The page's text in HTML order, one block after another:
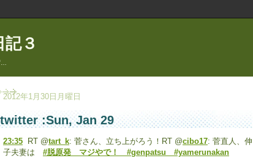
３
2012年1月30日月曜日
:Sun, Jan 29
23:35 RT @tart_k: 菅さん、立ち上がろう！RT @cibo17: 菅直人、伸
子夫妻は #脱原発 マジやで！ #genpatsu #yamerunakan